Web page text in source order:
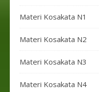
Materi Kosakata N1
Materi Kosakata N2
Materi Kosakata N3
Materi Kosakata N4